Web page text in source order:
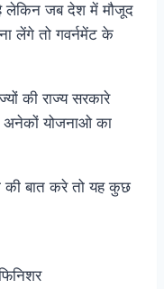
लेकिन जब देश में मौजूद
लेंगे तो गवर्नमेंट के
की राज्य सरकारे
अनेकों योजनाओ का
की बात करे तो यह कुछ